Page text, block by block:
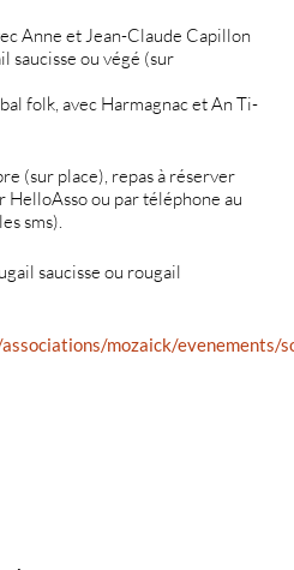
Anne et Jean-Claude Capillon
saucisse ou végé (sur
folk, avec Harmagnac et An Ti-
(sur place), repas à réserver
ou par téléphone au
sms).
saucisse ou rougail
mozaick/evenements/